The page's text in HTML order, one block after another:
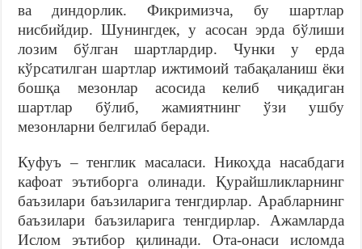
ва диндорлик. Фикримизча, бу шартлар
нисбийдир. Шунингдек, у асосан эрда бўлиши
лозим бўлган шартлардир. Чунки у ерда
кўрсатилган шартлар ижтимоий табақаланиш ёки
бошқа мезонлар асосида келиб чиқадиган
шартлар бўлиб, жамиятнинг ўзи ушбу
мезонларни белгилаб беради.
Куфуъ – тенглик масаласи. Никоҳда насабдаги
кафоат эътиборга олинади. Қурайшликларнинг
баъзилари баъзиларига тенгдирлар. Арабларнинг
баъзилари баъзиларига тенгдирлар. Ажамларда
Ислом эътибор қилинади. Ота-онаси исломда